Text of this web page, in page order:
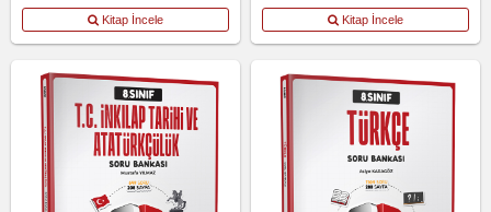
Kitap İncele Kitap İncele